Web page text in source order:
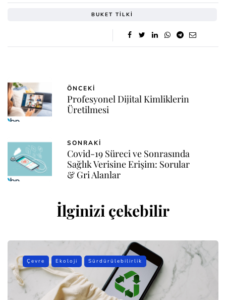
BUKET TILKI
ÖNCEKI
Profesyonel Dijital Kimliklerin
Üretilmesi
SONRAKI
Covid-19 Süreci ve Sonrasında
Sağlık Verisine Erişim: Sorular
& Gri Alanlar
İlginizi çekebilir
Çevre Ekoloji Sürdürülebilirlik